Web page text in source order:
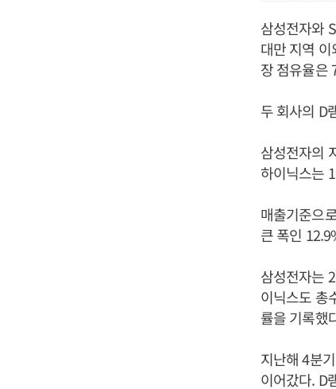
삼성전자와
대만 지역
장 점유율은
두 회사의 D
삼성전자의
하이닉스는
매출기준으
큰 폭인
삼성전자는
이닉스도 총
률을 기록했
지난해 4분
이어갔다. D